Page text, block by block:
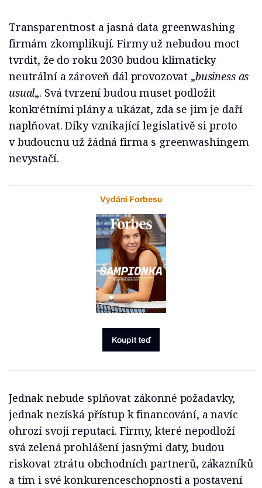
Transparentnost a jasná data greenwashing
firmám zkomplikují. Firmy už nebudou moct
tvrdit, že do roku 2030 budou klimaticky
neutrální a zároveň dál provozovat „business as
usual„. Svá tvrzení budou muset podložit
konkrétními plány a ukázat, zda se jim je daří
naplňovat. Díky vznikající legislativě si proto
v budoucnu už žádná firma s greenwashingem
nevystačí.
Vydání Forbesu
Koupit teď
Jednak nebude splňovat zákonné požadavky,
jednak nezíská přístup k financování, a navíc
ohrozí svoji reputaci. Firmy, které nepodloží
svá zelená prohlášení jasnými daty, budou
riskovat ztrátu obchodních partnerů, zákazníků
a tím i své konkurenceschopnosti a postavení